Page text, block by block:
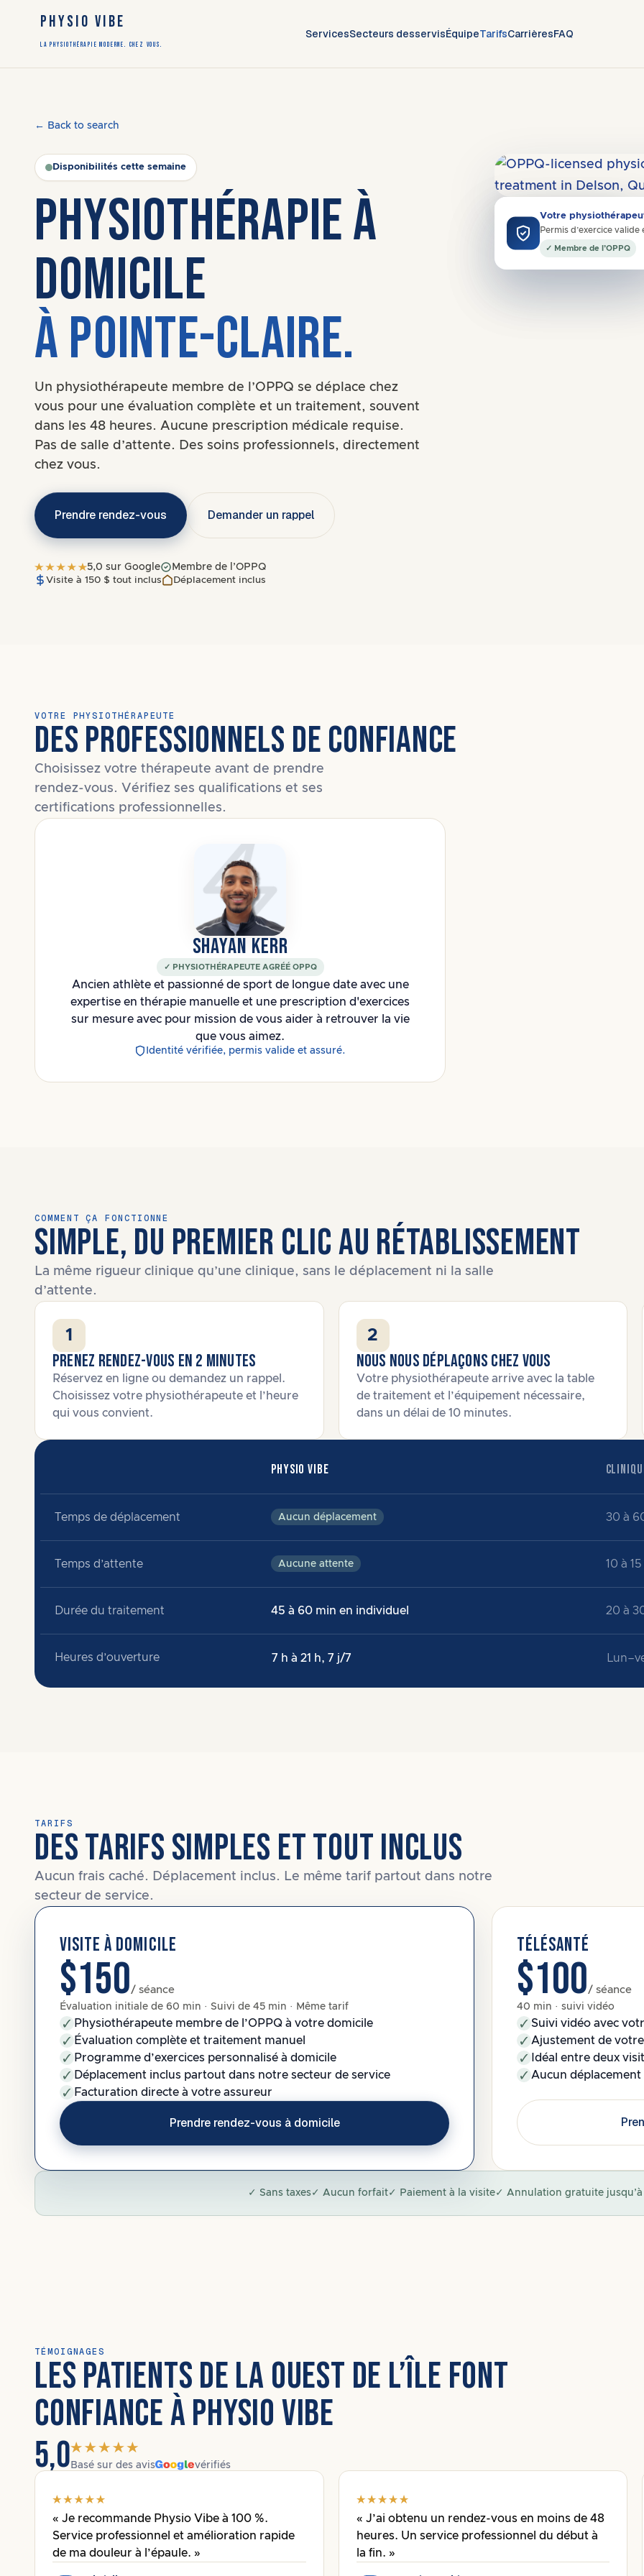
PHYSIO VIBE
LA PHYSIOTHÉRAPIE MODERNE. CHEZ VOUS.
ServicesSecteurs desservisÉquipeTarifsCarrièresFAQ
← Back to search
Disponibilités cette semaine
PHYSIOTHÉRAPIE À
DOMICILE
À POINTE-CLAIRE.
Un physiothérapeute membre de l’OPPQ se déplace chez
vous pour une évaluation complète et un traitement, souvent
dans les 48 heures. Aucune prescription médicale requise.
Pas de salle d’attente. Des soins professionnels, directement
chez vous.
Prendre rendez-vous Demander un rappel
5,0 sur Google
Membre de l’OPPQ
Visite à 150 $ tout inclus
Déplacement inclus
« Amélioration rapide de ma
douleur à l’épaule. »
Gabrielle R. · Saint-Constant
Votre
Permis d’exercice valide
✓ Membre de l’OPPQ
VOTRE PHYSIOTHÉRAPEUTE
DES PROFESSIONNELS DE CONFIANCE
Choisissez votre thérapeute avant de prendre
rendez-vous. Vérifiez ses qualifications et ses
certifications professionnelles.
SHAYAN KERR
✓ PHYSIOTHÉRAPEUTE AGRÉÉ OPPQ
Ancien athlète et passionné de sport de longue date avec une
expertise en thérapie manuelle et une prescription d'exercices
sur mesure avec pour mission de vous aider à retrouver la vie
que vous aimez.
Identité vérifiée, permis valide et assuré.
COMMENT ÇA FONCTIONNE
SIMPLE, DU PREMIER CLIC AU RÉTABLISSEMENT
La même rigueur clinique qu’une clinique, sans le déplacement ni la salle
d’attente.
1
Prenez rendez-vous en 2 minutes
Réservez en ligne ou demandez un rappel.
Choisissez votre physiothérapeute et l’heure
qui vous convient.
2
Nous nous déplaçons chez vous
Votre physiothérapeute arrive avec la table
de traitement et l’équipement nécessaire,
dans un délai de 10 minutes.
PHYSIO VIBE
Temps de déplacement Aucun déplacement 30 à
Temps d’attente Aucune attente 10 à
Durée du traitement 45 à 60 min en individuel 20 à
Heures d’ouverture 7 h à 21 h, 7 j/7
TARIFS
DES TARIFS SIMPLES ET TOUT INCLUS
Aucun frais caché. Déplacement inclus. Le même tarif partout dans notre
secteur de service.
VISITE À DOMICILE
$150/ séance
Évaluation initiale de 60 min · Suivi de 45 min · Même tarif
Physiothérapeute membre de l’OPPQ à votre domicile
Évaluation complète et traitement manuel
Programme d’exercices personnalisé à domicile
Déplacement inclus partout dans notre secteur de service
Facturation directe à votre assureur
Prendre rendez-vous à domicile
TÉLÉSANTÉ
$100/ séance
40 min · suivi vidéo
Suivi vidéo avec
Ajustement de
Idéal entre deux
Aucun déplacement
✓ Sans taxes✓ Aucun forfait✓ Paiement à la visite✓ Annulation gratuite jusqu’à
TÉMOIGNAGES
LES PATIENTS DE LA OUEST DE L’ÎLE FONT
CONFIANCE À PHYSIO VIBE
5,0 Basé sur des avis vérifiés
« Je recommande Physio Vibe à 100 %.
Service professionnel et amélioration rapide
de ma douleur à l’épaule. »
« J’ai obtenu un rendez-vous en moins de 48
heures. Un service professionnel du début à
la fin. »